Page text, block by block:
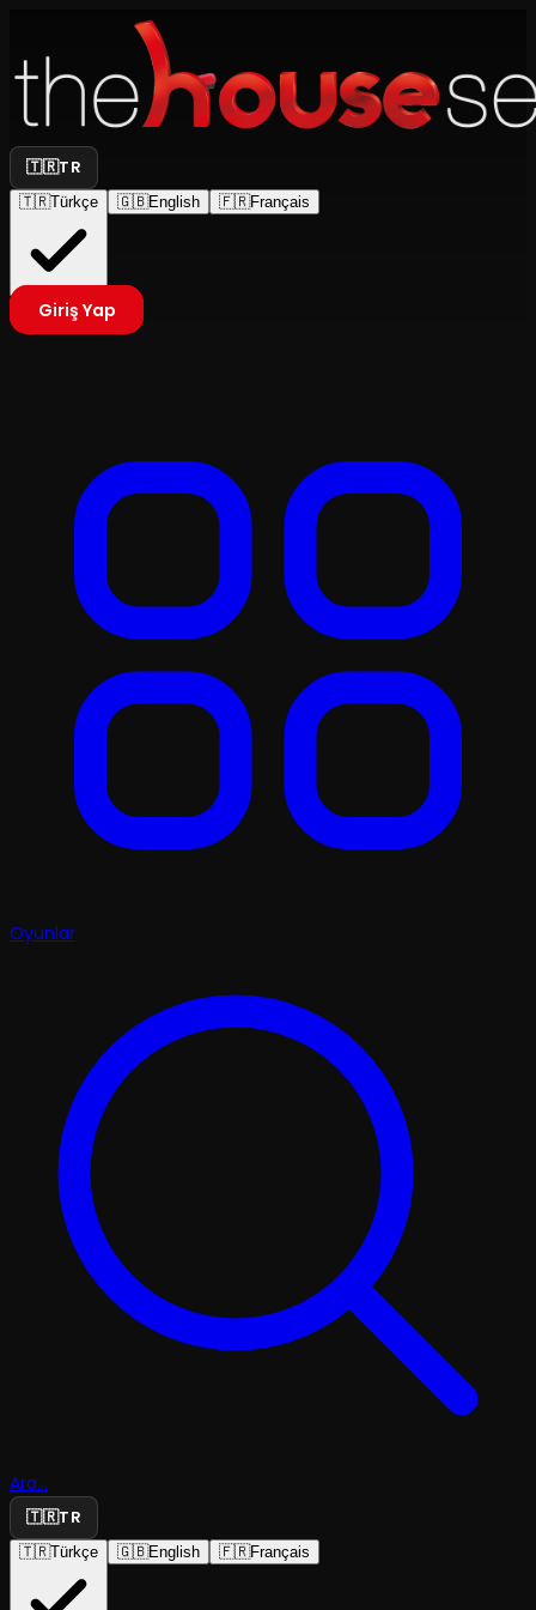
🇹🇷TR
🇹🇷Türkçe 🇬🇧English 🇫🇷Français
Giriş Yap
Oyunlar
Ara...
🇹🇷TR
🇹🇷Türkçe 🇬🇧English 🇫🇷Français